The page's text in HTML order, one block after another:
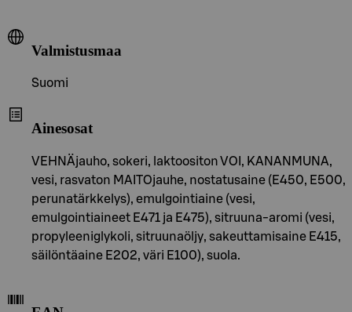
Valmistusmaa
Suomi
Ainesosat
VEHNÄjauho, sokeri, laktoositon VOI, KANANMUNA,
vesi, rasvaton MAITOjauhe, nostatusaine (E450, E500,
perunatärkkelys), emulgointiaine (vesi,
emulgointiaineet E471 ja E475), sitruuna-aromi (vesi,
propyleeniglykoli, sitruunaöljy, sakeuttamisaine E415,
säilöntäaine E202, väri E100), suola.